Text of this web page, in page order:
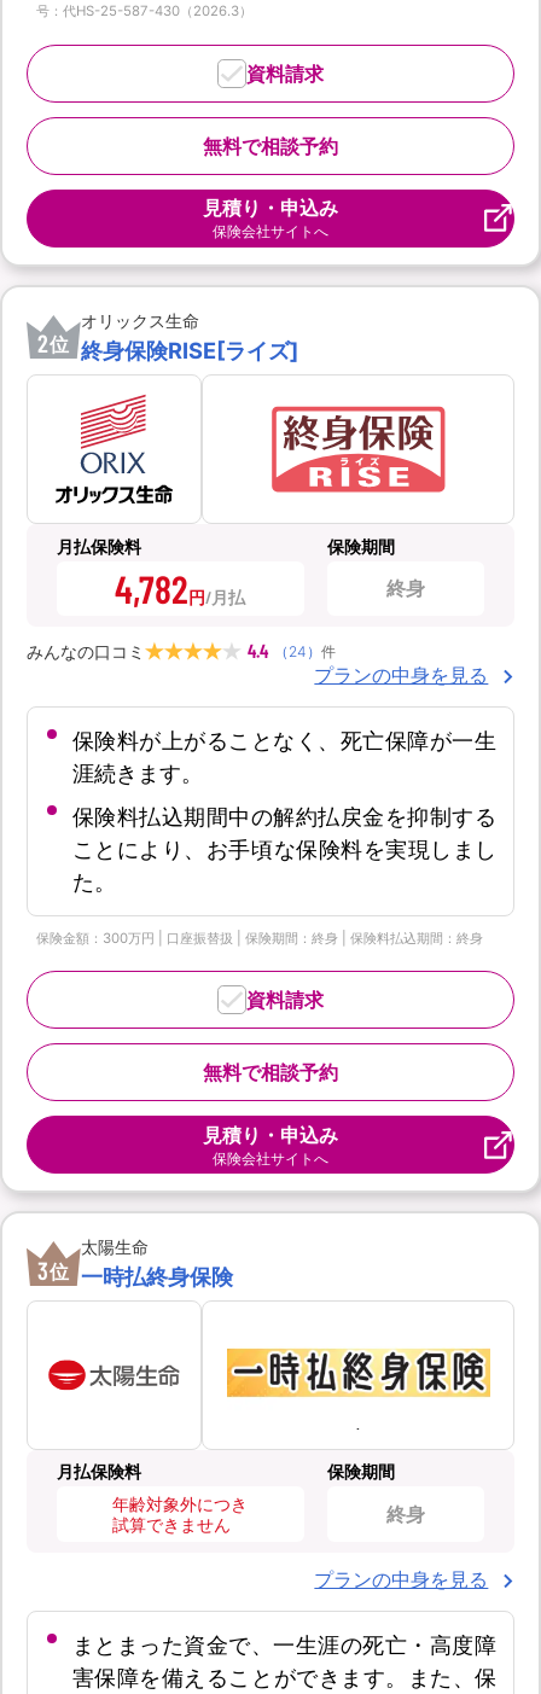
号：代HS-25-587-430（2026.3）
無料で相談予約
資料請求
見積り・申込み
保険会社サイトへ
2位
オリックス生命
終身保険RISE[ライズ]
月払保険料
4,782円
保険期間
終身
みんなの口コミ 4.4 （ 24 ） 件
プランの中身を見る
保険料が上がることなく、死亡保障が一生
涯続きます。
保険料払込期間中の解約払戻金を抑制する
ことにより、お手頃な保険料を実現しまし
た。
保険金額：300万円 | 口座振替扱 | 保険期間：終身 | 保険料払込期間：終身
無料で相談予約
資料請求
見積り・申込み
保険会社サイトへ
3位
太陽生命
一時払終身保険
月払保険料
年齢対象外につき
試算できません
保険期間
終身
プランの中身を見る
まとまった資金で、一生涯の死亡・高度障
害保障を備えることができます。また、保